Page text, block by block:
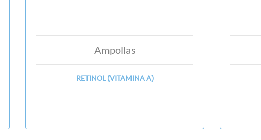
Ampollas
RETINOL (VITAMINA A)